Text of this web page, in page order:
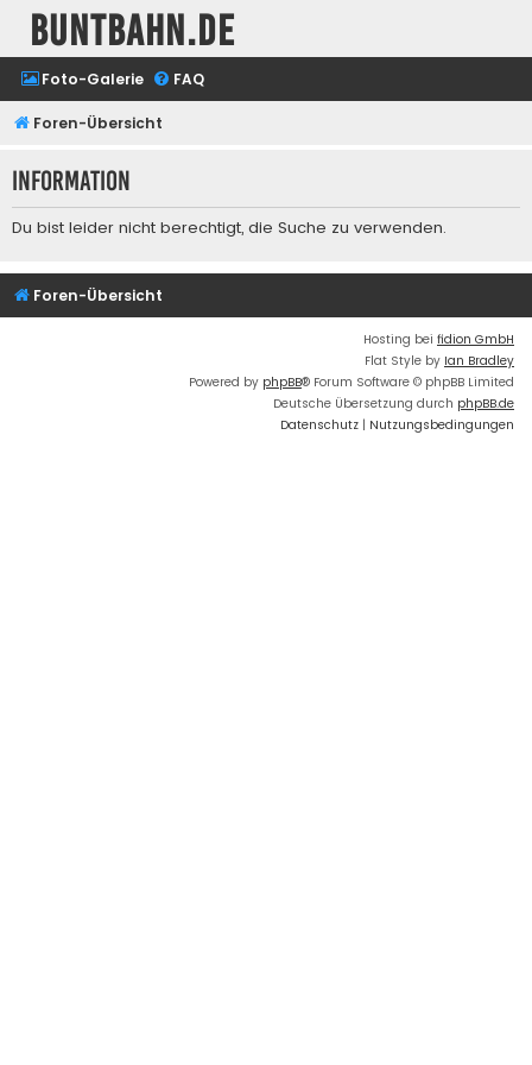
buntbahn.de
Foto-Galerie FAQ
Foren-Übersicht
Information
Du bist leider nicht berechtigt, die Suche zu verwenden.
Foren-Übersicht
Hosting bei fidion GmbH
Flat Style by Ian Bradley
Powered by phpBB® Forum Software © phpBB Limited
Deutsche Übersetzung durch phpBB.de
Datenschutz | Nutzungsbedingungen